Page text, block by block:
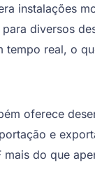
instalações
diversos
real, o
oferece
e
do que